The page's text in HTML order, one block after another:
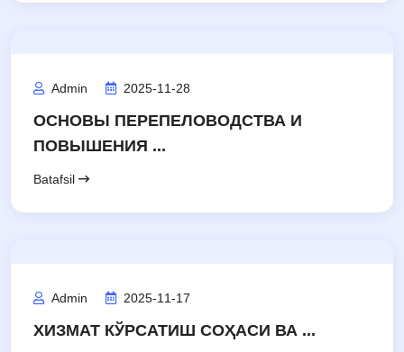
Admin 2025-11-28
ОСНОВЫ ПЕРЕПЕЛОВОДСТВА И
ПОВЫШЕНИЯ ...
Batafsil
Admin 2025-11-17
ХИЗМАТ КЎРСАТИШ СОҲАСИ ВА ...